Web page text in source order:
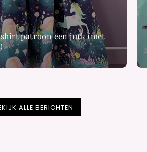
patroon een jurk (met
ALLE BERICHTEN